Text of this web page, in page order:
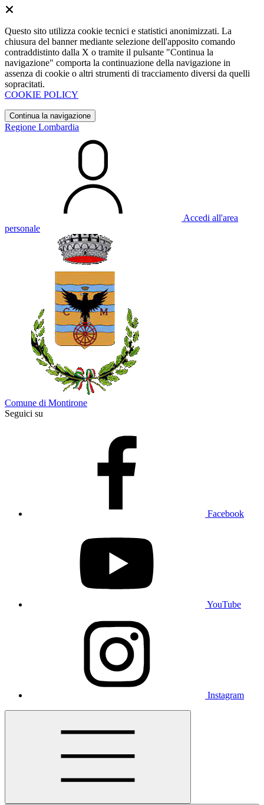
Questo sito utilizza cookie tecnici e statistici anonimizzati. La
chiusura del banner mediante selezione dell'apposito comando
contraddistinto dalla X o tramite il pulsante "Continua la
navigazione" comporta la continuazione della navigazione in
assenza di cookie o altri strumenti di tracciamento diversi da quelli
sopracitati.
COOKIE POLICY
Continua la navigazione
Regione Lombardia
Accedi all'area
personale
Comune di Montirone
Seguici su
Facebook
YouTube
Instagram